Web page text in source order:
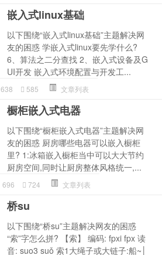
嵌入式linux基础
以下围绕“嵌入式linux基础”主题解决网
友的困惑 学嵌入式linux要先学什么?
6、算法之二分查找 2、嵌入式设备及G
UI开发 嵌入式环境配置与开发工...
638 585 文章列表
橱柜嵌入式电器
以下围绕“橱柜嵌入式电器”主题解决网
友的困惑 厨房哪些电器可以嵌入橱柜
里? 1:冰箱嵌入橱柜当中可以大大节约
厨房空间,同时让厨房整体风格统一,...
696 724 文章列表
桥su
以下围绕“桥su”主题解决网友的困惑
“索”字怎么拼? 【索】 编码: fpxi fpx 读
音: suo3 suǒ 索1大绳子或大链子:船~│